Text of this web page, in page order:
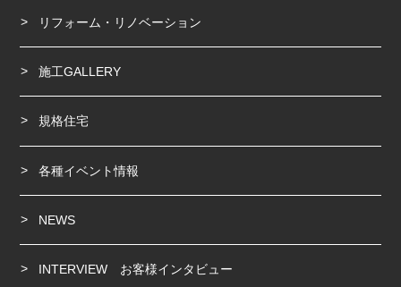
リフォーム・リノベーション
施工GALLERY
規格住宅
各種イベント情報
NEWS
INTERVIEW お客様インタビュー